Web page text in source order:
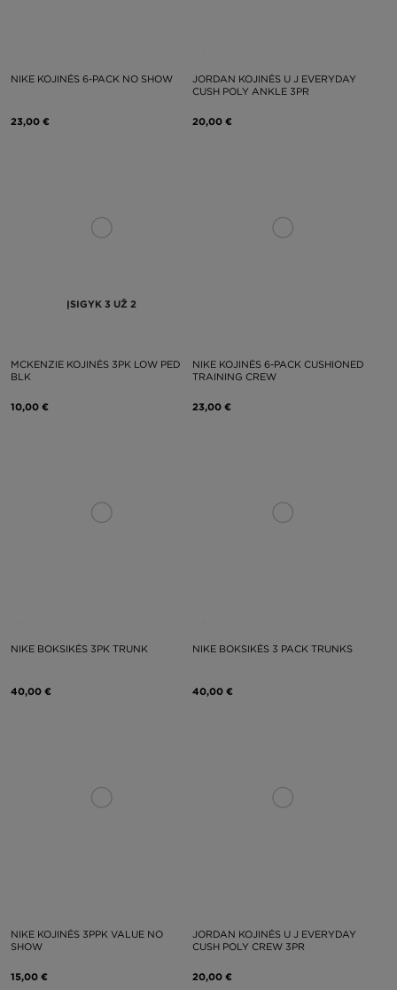
NIKE KOJINĖS 6-PACK NO SHOW
23,00 €
JORDAN KOJINĖS U J EVERYDAY
CUSH POLY ANKLE 3PR
20,00 €
ĮSIGYK 3 UŽ 2
MCKENZIE KOJINĖS 3PK LOW PED
BLK
10,00 €
NIKE KOJINĖS 6-PACK CUSHIONED
TRAINING CREW
23,00 €
NIKE BOKSIKĖS 3PK TRUNK
40,00 €
NIKE BOKSIKĖS 3 PACK TRUNKS
40,00 €
NIKE KOJINĖS 3PPK VALUE NO
SHOW
15,00 €
JORDAN KOJINĖS U J EVERYDAY
CUSH POLY CREW 3PR
20,00 €